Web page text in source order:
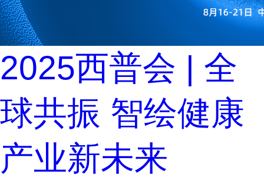
2025西普会 | 全
球共振 智绘健康
产业新未来